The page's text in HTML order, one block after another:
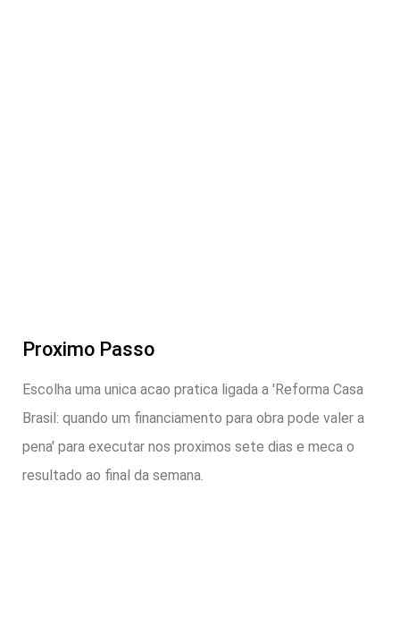
Proximo Passo
Escolha uma unica acao pratica ligada a 'Reforma Casa
Brasil: quando um financiamento para obra pode valer a
pena' para executar nos proximos sete dias e meca o
resultado ao final da semana.